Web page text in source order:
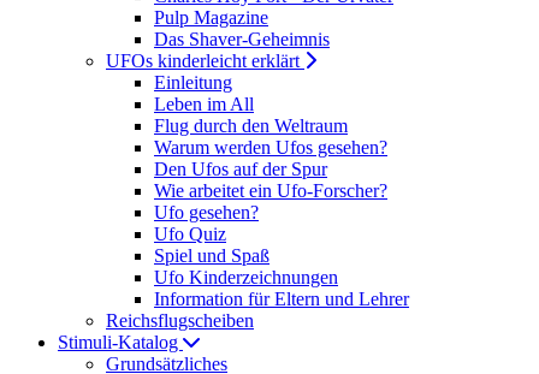
Pulp Magazine
Das Shaver-Geheimnis
UFOs kinderleicht erklärt
Einleitung
Leben im All
Flug durch den Weltraum
Warum werden Ufos gesehen?
Den Ufos auf der Spur
Wie arbeitet ein Ufo-Forscher?
Ufo gesehen?
Ufo Quiz
Spiel und Spaß
Ufo Kinderzeichnungen
Information für Eltern und Lehrer
Reichsflugscheiben
Stimuli-Katalog
Grundsätzliches